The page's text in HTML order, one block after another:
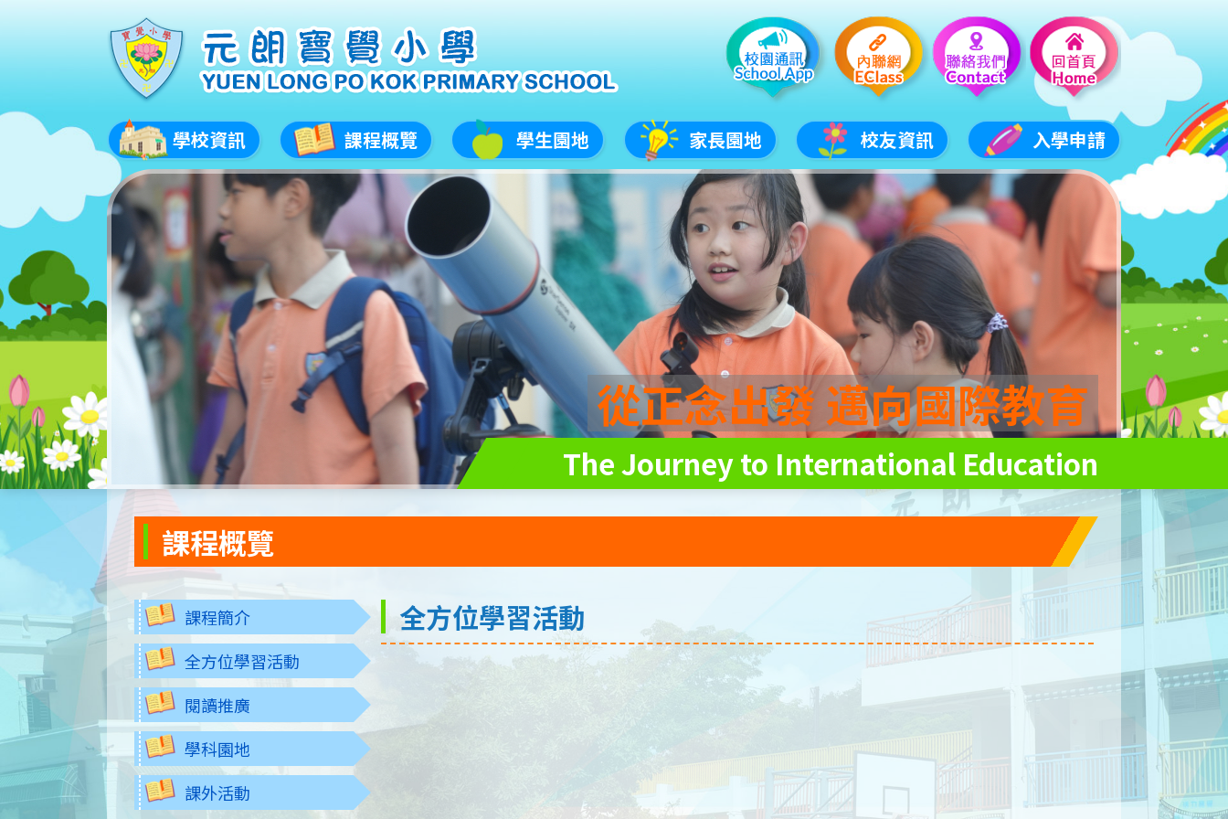
學校資訊 課程概覽 學生園地 家長園地 校友資訊 入學申請
從正念出發 邁向國際教育
The Journey to International Education
課程概覽
課程簡介
全方位學習活動
閱讀推廣
學科園地
課外活動
全方位學習活動